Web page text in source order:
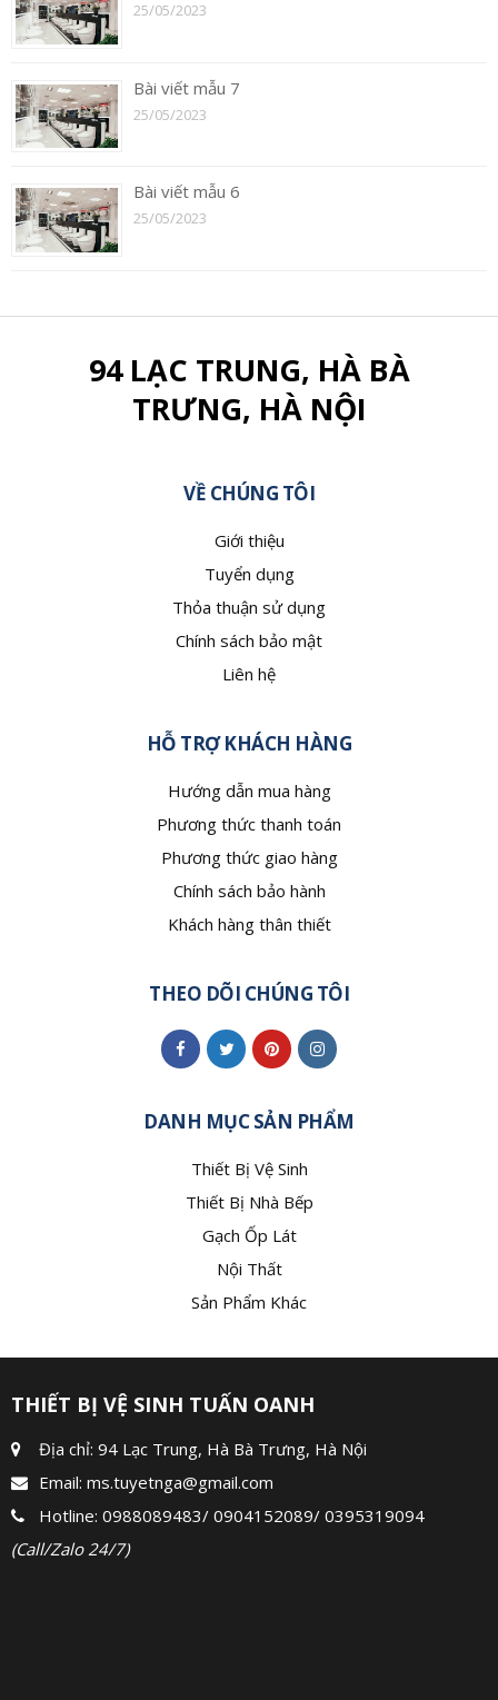
25/05/2023
Bài viết mẫu 7
25/05/2023
Bài viết mẫu 6
25/05/2023
94 LẠC TRUNG, HÀ BÀ
TRƯNG, HÀ NỘI
VỀ CHÚNG TÔI
Giới thiệu
Tuyển dụng
Thỏa thuận sử dụng
Chính sách bảo mật
Liên hệ
HỖ TRỢ KHÁCH HÀNG
Hướng dẫn mua hàng
Phương thức thanh toán
Phương thức giao hàng
Chính sách bảo hành
Khách hàng thân thiết
THEO DÕI CHÚNG TÔI
DANH MỤC SẢN PHẨM
Thiết Bị Vệ Sinh
Thiết Bị Nhà Bếp
Gạch Ốp Lát
Nội Thất
Sản Phẩm Khác
THIẾT BỊ VỆ SINH TUẤN OANH
Địa chỉ: 94 Lạc Trung, Hà Bà Trưng, Hà Nội
Email: ms.tuyetnga@gmail.com
Hotline: 0988089483/ 0904152089/ 0395319094
(Call/Zalo 24/7)